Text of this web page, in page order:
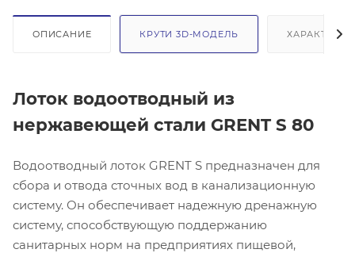
ОПИСАНИЕ КРУТИ 3D-МОДЕЛЬ
Лоток водоотводный из
нержавеющей стали GRENT S 80
Водоотводный лоток GRENT S предназначен для
сбора и отвода сточных вод в канализационную
систему. Он обеспечивает надежную дренажную
систему, способствующую поддержанию
санитарных норм на предприятиях пищевой,